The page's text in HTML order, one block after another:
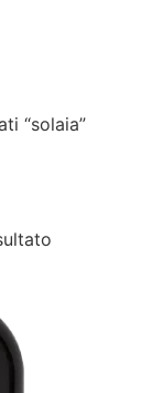
“solaia”